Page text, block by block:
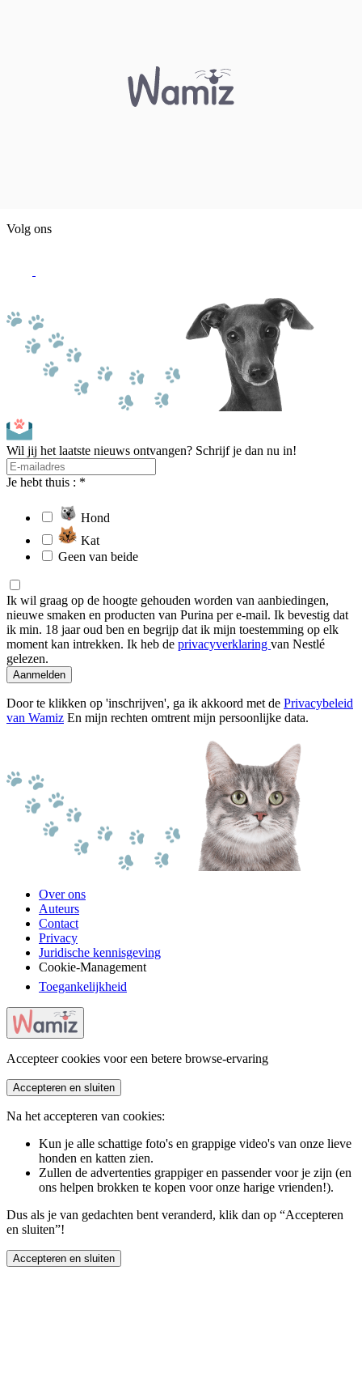
Volg ons
Wil jij het laatste nieuws ontvangen? Schrijf je dan nu in!
Je hebt thuis : *
Hond
Kat
Geen van beide
Ik wil graag op de hoogte gehouden worden van aanbiedingen,
nieuwe smaken en producten van Purina per e-mail. Ik bevestig dat
ik min. 18 jaar oud ben en begrijp dat ik mijn toestemming op elk
moment kan intrekken. Ik heb de privacyverklaring van Nestlé
gelezen.
Aanmelden
Door te klikken op 'inschrijven', ga ik akkoord met de Privacybeleid
van Wamiz En mijn rechten omtrent mijn persoonlijke data.
Over ons
Auteurs
Contact
Privacy
Juridische kennisgeving
Cookie-Management
Toegankelijkheid
Accepteer cookies voor een betere browse-ervaring
Accepteren en sluiten
Na het accepteren van cookies:
Kun je alle schattige foto's en grappige video's van onze lieve
honden en katten zien.
Zullen de advertenties grappiger en passender voor je zijn (en
ons helpen brokken te kopen voor onze harige vrienden!).
Dus als je van gedachten bent veranderd, klik dan op “Accepteren
en sluiten”!
Accepteren en sluiten